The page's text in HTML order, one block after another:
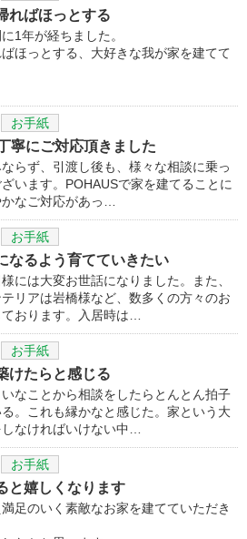
ればほっとする
1年が経ちました。
ほっとする、大好きな我が家を建てて
お手紙
寧にご対応頂きました
らず、引渡し後も、様々な相談に乗っ
います。POHAUSで家を建てることに
なご対応があっ…
お手紙
なるよう育てていきたい
には大変お世話になりました。また、
リアは岩橋様など、数多くの方々のお
おります。入居時は…
お手紙
けたらと感じる
なことから相談をしたらとんとん拍子
。これも縁かなと感じた。家という大
なければいけない中…
お手紙
と嬉しくなります
足のいく素敵なお家を建てていただき